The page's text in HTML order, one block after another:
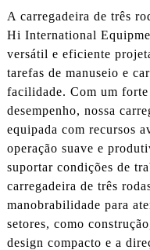
A carregadeira de três
Hi International
versátil e eficiente
tarefas de manuseio e
facilidade. Com um
desempenho, nossa
equipada com recursos
operação suave e
suportar condições de
carregadeira de três
manobrabilidade para
setores, como
design compacto e a